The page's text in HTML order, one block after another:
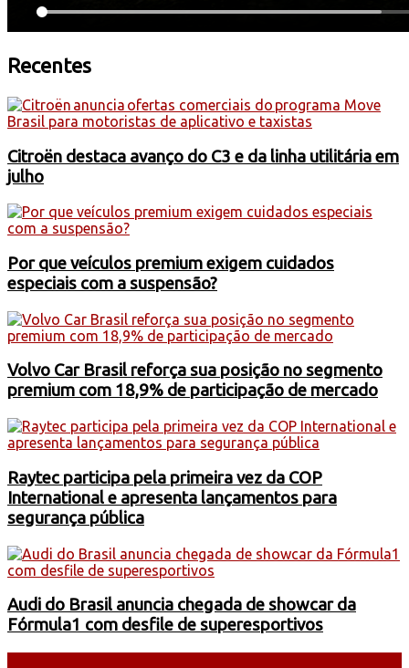
Recentes
Citroën destaca avanço do C3 e da linha utilitária em
julho
Por que veículos premium exigem cuidados
especiais com a suspensão?
Volvo Car Brasil reforça sua posição no segmento
premium com 18,9% de participação de mercado
Raytec participa pela primeira vez da COP
International e apresenta lançamentos para
segurança pública
Audi do Brasil anuncia chegada de showcar da
Fórmula1 com desfile de superesportivos